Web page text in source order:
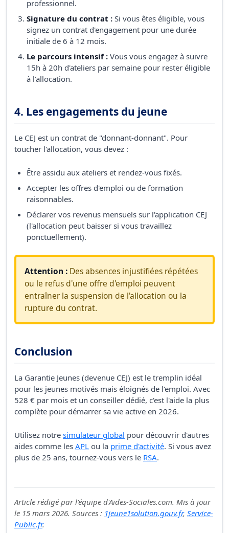
professionnel.
Signature du contrat : Si vous êtes éligible, vous
signez un contrat d'engagement pour une durée
initiale de 6 à 12 mois.
Le parcours intensif : Vous vous engagez à suivre
15h à 20h d'ateliers par semaine pour rester éligible
à l'allocation.
4. Les engagements du jeune
Le CEJ est un contrat de "donnant-donnant". Pour
toucher l'allocation, vous devez :
Être assidu aux ateliers et rendez-vous fixés.
Accepter les offres d'emploi ou de formation
raisonnables.
Déclarer vos revenus mensuels sur l'application CEJ
(l'allocation peut baisser si vous travaillez
ponctuellement).
Attention : Des absences injustifiées répétées
ou le refus d'une offre d'emploi peuvent
entraîner la suspension de l'allocation ou la
rupture du contrat.
Conclusion
La Garantie Jeunes (devenue CEJ) est le tremplin idéal
pour les jeunes motivés mais éloignés de l'emploi. Avec
528 € par mois et un conseiller dédié, c'est l'aide la plus
complète pour démarrer sa vie active en 2026.
Utilisez notre simulateur global pour découvrir d'autres
aides comme les APL ou la prime d'activité. Si vous avez
plus de 25 ans, tournez-vous vers le RSA.
Article rédigé par l'équipe d'Aides-Sociales.com. Mis à jour
le 15 mars 2026. Sources : 1jeune1solution.gouv.fr, Service-
Public.fr.